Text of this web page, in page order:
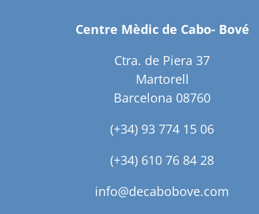
Centre Mèdic de Cabo- Bové
Ctra. de Piera 37
Martorell
Barcelona 08760
(+34) 93 774 15 06
(+34) 610 76 84 28
info@decabobove.com